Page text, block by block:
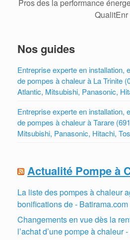
Pros des la performance
QualitEnr
Nos guides
Entreprise experte en installation,
de pompes à chaleur à La Trinite
Atlantic, Mitsubishi, Panasonic,
Entreprise experte en installation,
de pompes à chaleur à Tarare
Mitsubishi, Panasonic, Hitachi,
Actualité Pompe à
La liste des pompes à chaleur
bonifications de - Batirama.com
Changements en vue dès la
l’achat d’une pompe à chaleur